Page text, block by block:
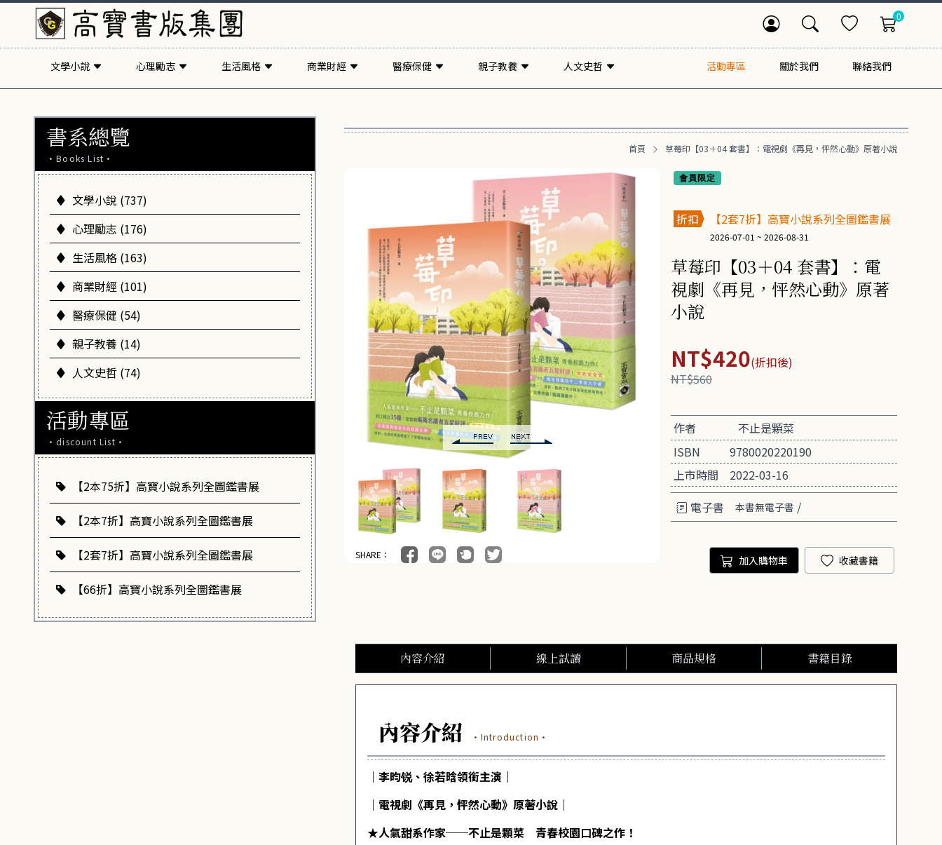
0
文學小說 心理勵志 生活風格 商業財經 醫療保健 親子教養 人文史哲 活動專區 關於我們 聯絡我們
書系總覽
·Books List·
文學小說 (737)
心理勵志 (176)
生活風格 (163)
商業財經 (101)
醫療保健 (54)
親子教養 (14)
人文史哲 (74)
活動專區
·discount List·
【2本75折】高寶小說系列全圖鑑書展
【2本7折】高寶小說系列全圖鑑書展
【2套7折】高寶小說系列全圖鑑書展
【66折】高寶小說系列全圖鑑書展
首頁 草莓印【03＋04 套書】：電視劇《再見，怦然心動》原著小說
SHARE：
會員限定
折扣 【2套7折】高寶小說系列全圖鑑書展
2026-07-01 ~ 2026-08-31
草莓印【03＋04 套書】：電
視劇《再見，怦然心動》原著
小說
NT$420(折扣後)
NT$560
作者
不止是顆菜
ISBN
9780020220190
上市時間
2022-03-16
電子書
本書無電子書 /
加入購物車 收藏書籍
內容介紹 線上試讀 商品規格 書籍目錄
內容介紹 ·Introduction·
｜李昀锐、徐若晗領銜主演｜
｜電視劇《再見，怦然心動》原著小說｜
★人氣甜系作家──不止是顆菜 青春校園口碑之作！